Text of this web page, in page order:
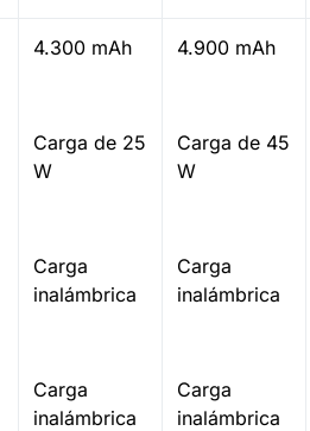
4.300 mAh
Carga de 25
W
Carga
inalámbrica
Carga
inalámbrica
4.900 mAh
Carga de 45
W
Carga
inalámbrica
Carga
inalámbrica